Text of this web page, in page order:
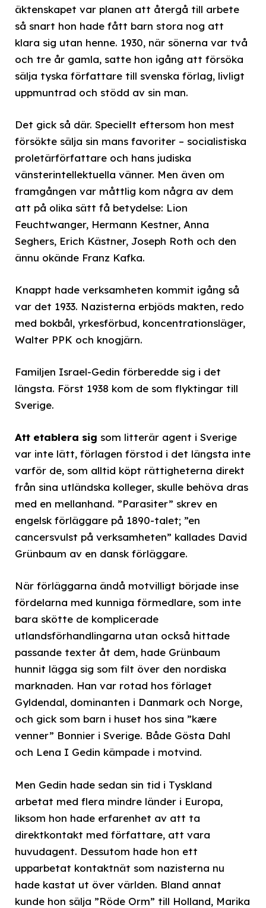
äktenskapet var planen att återgå till arbete
så snart hon hade fått barn stora nog att
klara sig utan henne. 1930, när sönerna var två
och tre år gamla, satte hon igång att försöka
sälja tyska författare till svenska förlag, livligt
uppmuntrad och stödd av sin man.
Det gick så där. Speciellt eftersom hon mest
försökte sälja sin mans favoriter – socialistiska
proletärförfattare och hans judiska
vänsterintellektuella vänner. Men även om
framgången var måttlig kom några av dem
att på olika sätt få betydelse: Lion
Feuchtwanger, Hermann Kestner, Anna
Seghers, Erich Kästner, Joseph Roth och den
ännu okände Franz Kafka.
Knappt hade verksamheten kommit igång så
var det 1933. Nazisterna erbjöds makten, redo
med bokbål, yrkesförbud, koncentrationsläger,
Walter PPK och knogjärn.
Familjen Israel-Gedin förberedde sig i det
längsta. Först 1938 kom de som flyktingar till
Sverige.
Att etablera sig som litterär agent i Sverige
var inte lätt, förlagen förstod i det längsta inte
varför de, som alltid köpt rättigheterna direkt
från sina utländska kolleger, skulle behöva dras
med en mellanhand. ”Parasiter” skrev en
engelsk förläggare på 1890-talet; ”en
cancersvulst på verksamheten” kallades David
Grünbaum av en dansk förläggare.
När förläggarna ändå motvilligt började inse
fördelarna med kunniga förmedlare, som inte
bara skötte de komplicerade
utlandsförhandlingarna utan också hittade
passande texter åt dem, hade Grünbaum
hunnit lägga sig som filt över den nordiska
marknaden. Han var rotad hos förlaget
Gyldendal, dominanten i Danmark och Norge,
och gick som barn i huset hos sina ”kære
venner” Bonnier i Sverige. Både Gösta Dahl
och Lena I Gedin kämpade i motvind.
Men Gedin hade sedan sin tid i Tyskland
arbetat med flera mindre länder i Europa,
liksom hon hade erfarenhet av att ta
direktkontakt med författare, att vara
huvudagent. Dessutom hade hon ett
upparbetat kontaktnät som nazisterna nu
hade kastat ut över världen. Bland annat
kunde hon sälja ”Röde Orm” till Holland, Marika